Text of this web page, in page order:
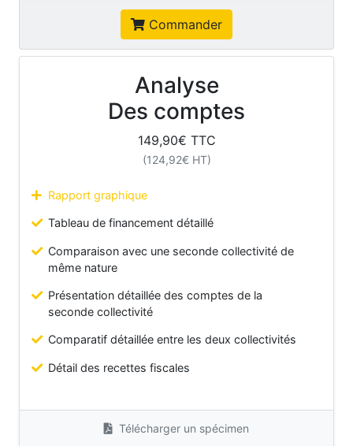
Commander
Analyse
Des comptes
149,90€ TTC
(124,92€ HT)
Rapport graphique
Tableau de financement détaillé
Comparaison avec une seconde collectivité de
même nature
Présentation détaillée des comptes de la
seconde collectivité
Comparatif détaillée entre les deux collectivités
Détail des recettes fiscales
Télécharger un spécimen